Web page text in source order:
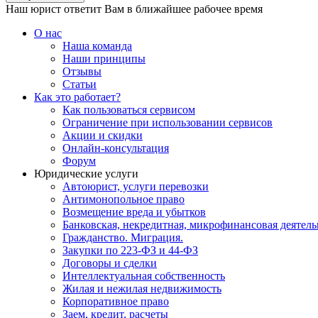
Наш юрист ответит Вам в ближайшее рабочее время
О нас
Наша команда
Наши принципы
Отзывы
Статьи
Как это работает?
Как пользоваться сервисом
Ограничение при использовании сервисов
Акции и скидки
Онлайн-консультация
Форум
Юридические услуги
Автоюрист, услуги перевозки
Антимонопольное право
Возмещение вреда и убытков
Банковская, некредитная, микрофинансовая
Гражданство. Миграция.
Закупки по 223-ФЗ и 44-ФЗ
Договоры и сделки
Интеллектуальная собственность
Жилая и нежилая недвижимость
Корпоративное право
Заем, кредит, расчеты